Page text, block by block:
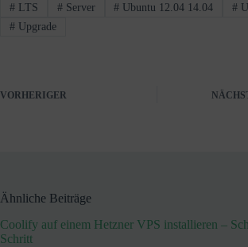
#LTS #Server # Ubuntu 12.04 14.04 #
#Upgrade
VORHERIGER
Ähnliche Beiträge
Coolify auf einem Hetzner VPS installieren –
Schritt